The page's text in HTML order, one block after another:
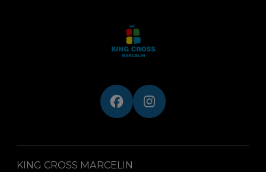
KING CROSS MARCELIN